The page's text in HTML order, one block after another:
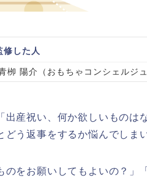
修した人
青栁 陽介（おもちゃコンシェルジ
出産祝い、何か欲しいものは
どう返事をするか悩んでしま
のをお願いしてもよいの？